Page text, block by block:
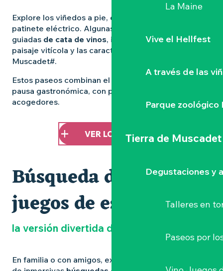
La Maine
Vive el Hellfest
A través de las
Parque zoológico
Tierra de Muscadet
Degustaciones y
Talleres en
Paseos por
Explore los viñedos a pie, en bicicleta o incluso en
patinete eléctrico. Algunas bodegas ofrecen
guiadas de cata de vinos, ideales para descubrir el
paisaje vitícola y las características especiales de
Muscadet#.
Estos paseos combinan el ejercicio suave con una
pausa gastronómica, con paradas en viñedos
acogedores.
VER LOS PASEOS
Búsqueda del tesoro y
juegos de escape
la versión divertida de Muscadet
En familia o con amigos, explore los viñedos a través